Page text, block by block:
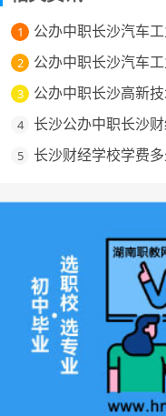
1 公办中职长沙汽车
2
3 公办中职长沙高新
4 长沙公办中职长沙
5